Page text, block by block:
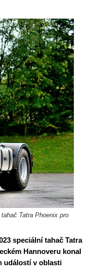
Tatra Phoenix pro
speciální tahač Tatra
Hannoveru konal
událostí v oblasti